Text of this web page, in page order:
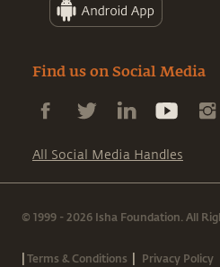
Find us on Social Media
All Social Media Handles
© 1999 - 2026 Isha Foundation. All
|Terms & Conditions | Privacy Policy